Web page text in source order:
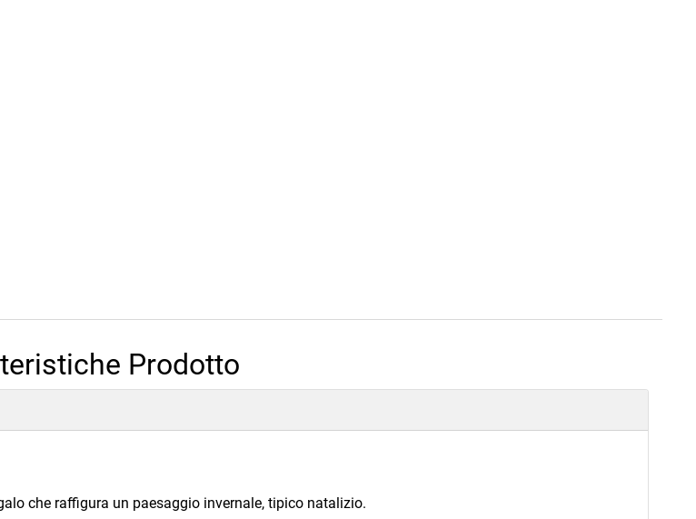
Prodotto
che raffigura un paesaggio invernale, tipico natalizio.